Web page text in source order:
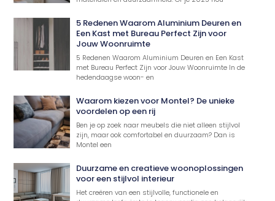
5 Redenen Waarom Aluminium Deuren en
Een Kast met Bureau Perfect Zijn voor
Jouw Woonruimte
5 Redenen Waarom Aluminium Deuren en Een Kast
met Bureau Perfect Zijn voor Jouw Woonruimte In de
hedendaagse woon- en
Waarom kiezen voor Montel? De unieke
voordelen op een rij
Ben je op zoek naar meubels die niet alleen stijlvol
zijn, maar ook comfortabel en duurzaam? Dan is
Montel een
Duurzame en creatieve woonoplossingen
voor een stijlvol interieur
Het creëren van een stijlvolle, functionele en